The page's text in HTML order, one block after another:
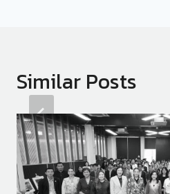
Similar Posts